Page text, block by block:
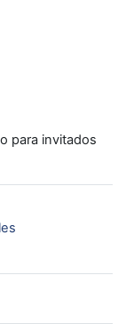
para invitados